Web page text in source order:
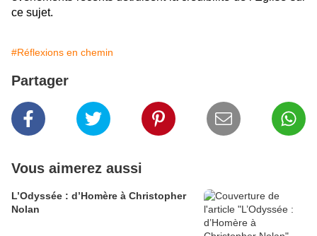
ce sujet.
#Réflexions en chemin
Partager
Vous aimerez aussi
L’Odyssée : d’Homère à Christopher
Nolan